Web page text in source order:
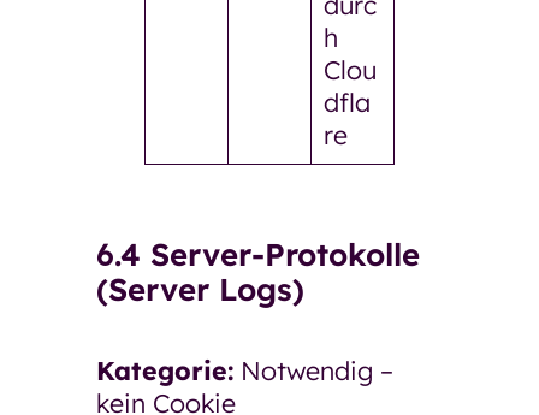
h
Clou
dfla
re
6.4 Server-Protokolle
(Server Logs)
Kategorie:Notwendig –
kein Cookie